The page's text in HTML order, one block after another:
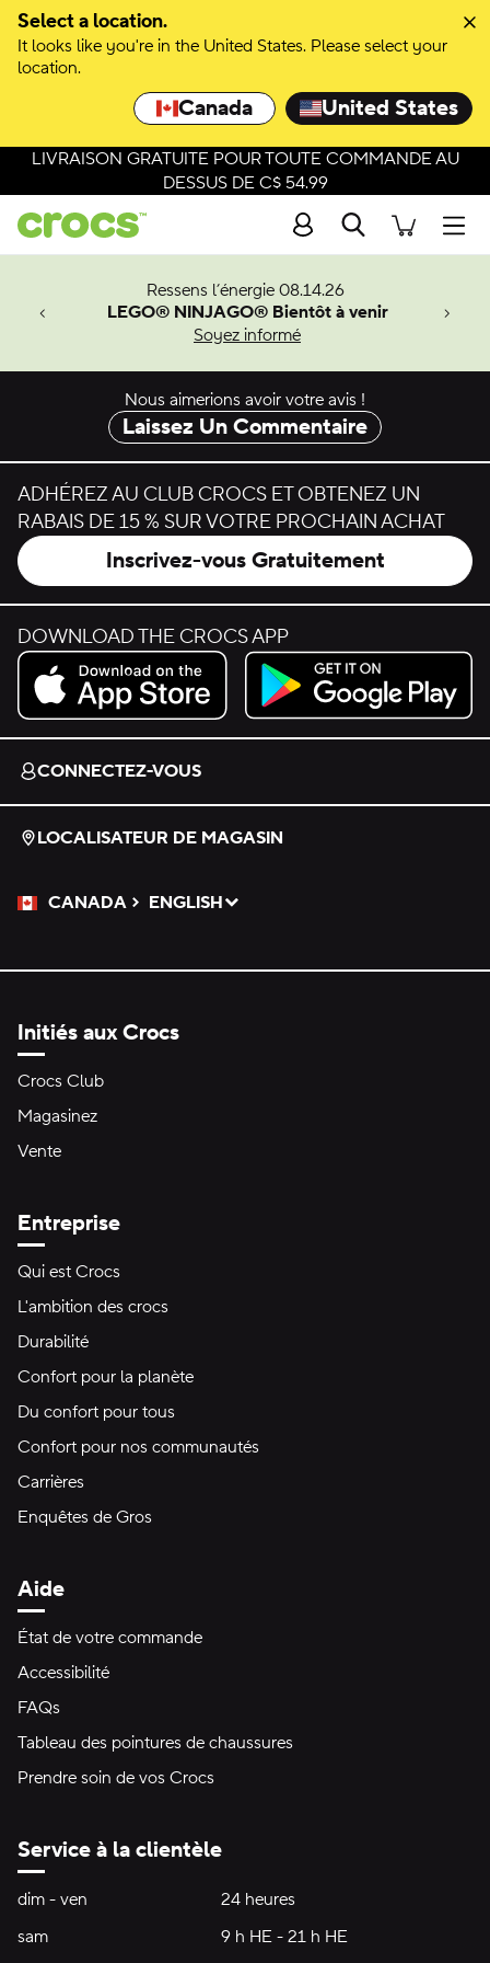
Select a location.
It looks like you're in the United States. Please select your
location.
Canada United States
Passer à la sélection de couleurs
Passer aux détails du produit
LIVRAISON GRATUITE POUR TOUTE COMMANDE AU
DESSUS DE C$ 54.99
Recherche
Ressens l’énergie 08.14.26
LEGO® NINJAGO® Bientôt à venir
Soyez informé
Man.
Nous aimerions avoir votre avis !
Laissez Un Commentaire
ADHÉREZ AU CLUB CROCS ET OBTENEZ UN
RABAIS DE 15 % SUR VOTRE PROCHAIN ACHAT
Inscrivez-vous Gratuitement
DOWNLOAD THE CROCS APP
Download on the App Store.
Get it on Google Play.
CONNECTEZ-VOUS
LOCALISATEUR DE MAGASIN
CANADA
Veuillez sélectionner une langue
ENGLISH
Sélectionné
Initiés aux Crocs
Crocs Club
Magasinez
Vente
Entreprise
Qui est Crocs
L'ambition des crocs
Durabilité
Confort pour la planète
Du confort pour tous
Confort pour nos communautés
Carrières
Enquêtes de Gros
Aide
État de votre commande
Accessibilité
FAQs
Tableau des pointures de chaussures
Prendre soin de vos Crocs
Service à la clientèle
Heures d'ouverture:
dim - ven dimanche à vendredi24 heures24 heures
sam
9 h HE - 21 h HE9 h HE - 21 h HE